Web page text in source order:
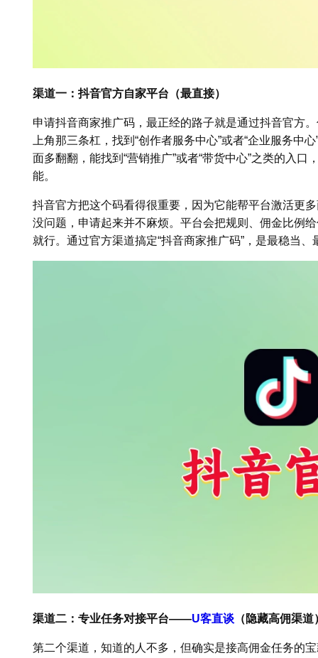
渠道一：抖音官方自家平台（最直接）
申请抖音商家推广码，最正经的路子就是通过抖音官方
上角那三条杠，找到“创作者服务中心”或者“企业服务中
面多翻翻，能找到“营销推广”或者“带货中心”之类的入
能。
抖音官方把这个码看得很重要，因为它能帮平台激活更
没问题，申请起来并不麻烦。平台会把规则、佣金比例
就行。通过官方渠道搞定“抖音商家推广码”，是最稳当
渠道二：专业任务对接平台——U客直谈 （隐藏高佣渠道
第二个渠道，知道的人不多，但确实是接高佣金任务